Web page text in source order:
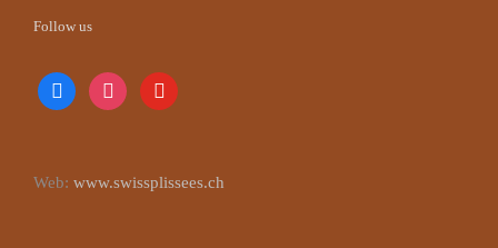
Follow us
facebookinstagramyoutube
Web: www.swissplissees.ch